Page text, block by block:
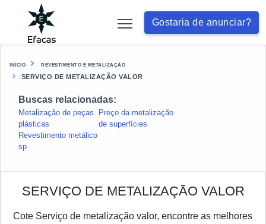
Gostaria de anunciar?
INÍCIO REVESTIMENTO E METALIZAÇÃO
SERVIÇO DE METALIZAÇÃO VALOR
Buscas relacionadas:
Metalização de peças
plásticas
Preço da metalização
de superfícies
Revestimento metálico
sp
SERVIÇO DE METALIZAÇÃO VALOR
Cote Serviço de metalização valor, encontre as melhores